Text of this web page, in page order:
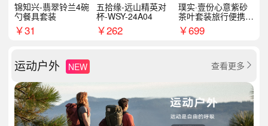
锦知兴-翡翠铃兰4碗
勺餐具套装
￥31
五拾缘-远山精英对
杯-WSY-24A04
￥262
璞实·壹份心意紫砂
茶叶套装旅行便携式
商务企业福利新年礼
品
￥699
运动户外 NEW 查看更多 